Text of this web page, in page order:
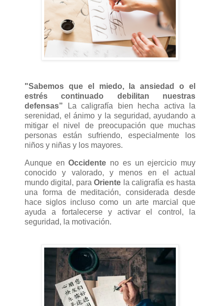
"Sabemos que el miedo, la ansiedad o el
estrés continuado debilitan nuestras
defensas”
La caligrafía bien hecha activa la
serenidad, el ánimo y la seguridad, ayudando a
mitigar el nivel de preocupación que muchas
personas están sufriendo, especialmente los
niños y niñas y los mayores.
Aunque enOccidente no es un ejercicio muy
conocido y valorado, y menos en el actual
mundo digital, paraOriente la caligrafía es hasta
una forma de meditación, considerada desde
hace siglos incluso como un arte marcial que
ayuda a fortalecerse y activar el control, la
seguridad, la motivación.